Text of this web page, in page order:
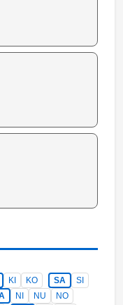
KI KO SA
SI
NI NU NO